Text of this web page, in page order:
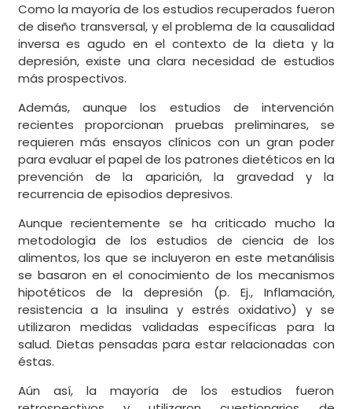
Como la mayoría de los estudios recuperados fueron
de diseño transversal, y el problema de la causalidad
inversa es agudo en el contexto de la dieta y la
depresión, existe una clara necesidad de estudios
más prospectivos.
Además, aunque los estudios de intervención
recientes proporcionan pruebas preliminares, se
requieren más ensayos clínicos con un gran poder
para evaluar el papel de los patrones dietéticos en la
prevención de la aparición, la gravedad y la
recurrencia de episodios depresivos.
Aunque recientemente se ha criticado mucho la
metodología de los estudios de ciencia de los
alimentos, los que se incluyeron en este metanálisis
se basaron en el conocimiento de los mecanismos
hipotéticos de la depresión (p. Ej., Inflamación,
resistencia a la insulina y estrés oxidativo) y se
utilizaron medidas validadas específicas para la
salud. Dietas pensadas para estar relacionadas con
éstas.
Aún así, la mayoría de los estudios fueron